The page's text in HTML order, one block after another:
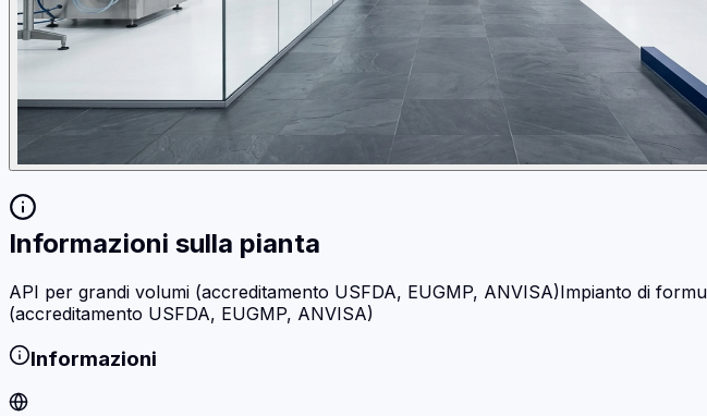
Informazioni sulla pianta
API per grandi volumi (accreditamento USFDA, EUGMP, ANVISA)Impianto di
(accreditamento USFDA, EUGMP, ANVISA)
Informazioni